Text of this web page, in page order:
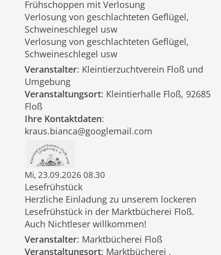
Frühschoppen mit Verlosung
Verlosung von geschlachteten Geflügel,
Schweineschlegel usw
Verlosung von geschlachteten Geflügel,
Schweineschlegel usw
Veranstalter: Kleintierzuchtverein Floß und
Umgebung
Veranstaltungsort: Kleintierhalle Floß, 92685
Floß
Ihre Kontaktdaten:
kraus.bianca@googlemail.com
Mi, 23.09.2026 08.30
Lesefrühstück
Herzliche Einladung zu unserem lockeren
Lesefrühstück in der Marktbücherei Floß.
Auch Nichtleser willkommen!
Veranstalter: Marktbücherei Floß
Veranstaltungsort: Marktbücherei ,